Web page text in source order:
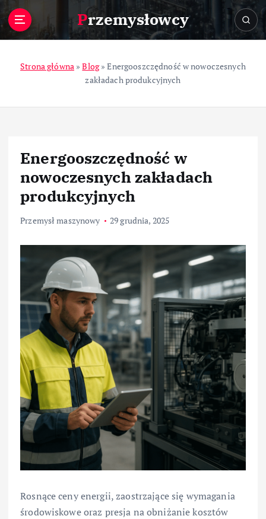
Przemysłowcy
Strona główna»Blog»Energooszczędność w nowoczesnych
zakładach produkcyjnych
Energooszczędność w
nowoczesnych zakładach
produkcyjnych
Przemysł maszynowy 29 grudnia, 2025
Rosnące ceny energii, zaostrzające się wymagania
środowiskowe oraz presja na obniżanie kosztów